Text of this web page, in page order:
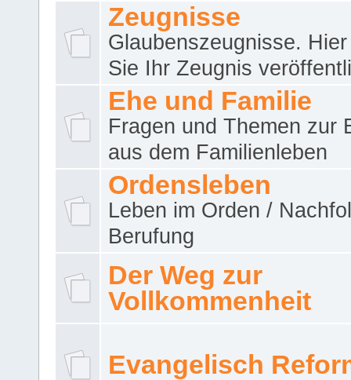
Zeugnisse
Glaubenszeugnisse.
Sie Ihr Zeugnis
Ehe und Familie
Fragen und Themen zur
aus dem Familienleben
Ordensleben
Leben im Orden /
Berufung
Der Weg zur
Vollkommenheit
Evangelisch